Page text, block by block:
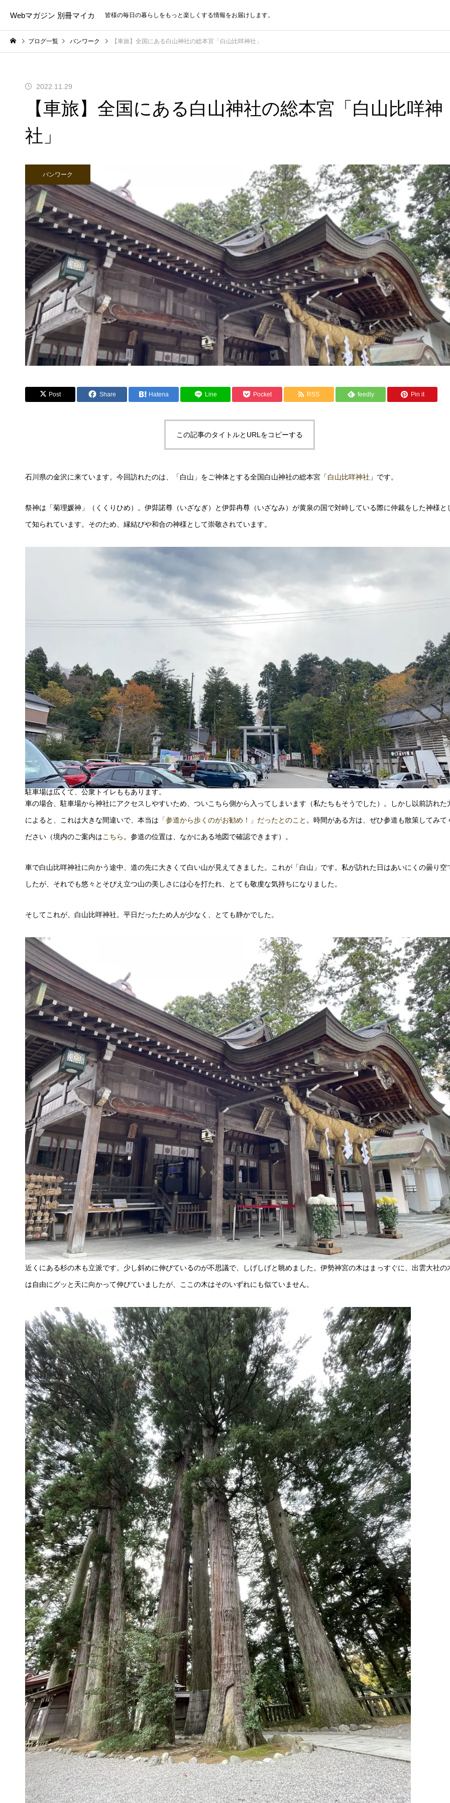
Webマガジン 別冊マイカ 皆様の毎日の暮らしをもっと楽しくする情報をお届けします。
ブログ一覧 バンワーク 【車旅】全国にある白山神社の総本宮「白山比咩神社」
2022.11.29
【車旅】全国にある白山神社の総本宮「白山比咩神
社」
バンワーク
Post Share Hatena Line Pocket RSS feedly Pin it
この記事のタイトルとURLをコピーする
石川県の金沢に来ています。今回訪れたのは、「白山」をご神体とする全国白山神社の総本宮「白山比咩神社 」です。
祭神は「菊理媛神」（くくりひめ）。伊弉諾尊（いざなぎ）と伊弉冉尊（いざなみ）が黄泉の国で対峙している際に仲裁をした神様と
て知られています。そのため、縁結びや和合の神様として崇敬されています。
駐車場は広くて、公衆トイレももあります。
車の場合、駐車場から神社にアクセスしやすいため、ついこちら側から入ってしまいます（私たちもそうでした）。しかし以前訪れた
によると、これは大きな間違いで、本当は 「参道から歩くのがお勧め！」だったとのこと 。時間がある方は、ぜひ参道も散策してみて
ださい（境内のご案内はこちら。参道の位置は、なかにある地図で確認できます）。
車で白山比咩神社に向かう途中、道の先に大きくて白い山が見えてきました。これが「白山」です。私が訪れた日はあいにくの曇り空
したが、それでも悠々とそびえ立つ山の美しさには心を打たれ、とても敬虔な気持ちになりました。
そしてこれが、白山比咩神社。平日だったため人が少なく、とても静かでした。
近くにある杉の木も立派です。少し斜めに伸びているのが不思議で、しげしげと眺めました。伊勢神宮の木はまっすぐに、出雲大社の
は自由にグッと天に向かって伸びていましたが、ここの木はそのいずれにも似ていません。